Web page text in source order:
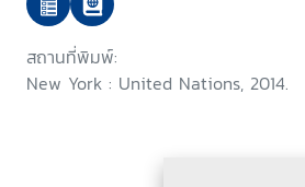
สถานที่พิมพ์:
New York : United Nations, 2014.